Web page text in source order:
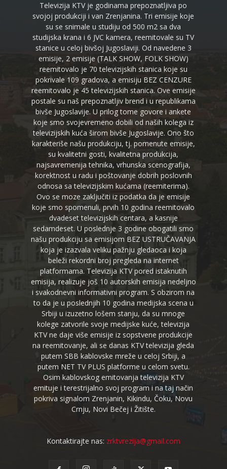
Televizija KTV je godinama prepoznatljiva po
svojoj produkciji i van Zrenjanina. Tri emisije koje
su se snimale u studiju od 500 m2 sa dva
studijska krana i 6 JVC kamera, reemitovale su TV
stanice u celoj bivšoj Jugoslaviji. Od navedene 3
emisije, 2 emisije (TALK SHOW, FOLK SHOW)
reemitovalo je 70 televizijskih stanica koje su
pokrivale 109 gradova, a emisiju BEZ CENZURE
reemitovalo je 45 televizijskih stanica. Ove emisije
postale su naš prepoznatljiv brend i u republikama
bivše Jugoslavije. U prilog tome govore i ankete
koje smo svojevremeno dobili od naših kolega iz
televizijskih kuća širom bivše Jugoslavije. Ono što
karakteriše našu produkciju, tj. pomenute emisije,
su kvalitetni gosti, kvalitetna produkcija,
najsavremenija tehnika, vrhunska scenografija,
korektnost u radu i poštovanje dobrih poslovnih
odnosa sa televizijskim kućama (reemiterima).
Ovo se moze zaključiti iz podatka da je emisije
koje smo spomenuli, prvih 10 godina reemitovalo
dvadeset televizijskih centara, a kasnije
sedamdeset. U poslednje 3 godine obogatili smo
našu produkciju sa emisijom BEZ USTRUČAVANJA
koja je izazvala veliku pažnju gledaoca i koja
beleži rekordni broj pregleda na internet
platformama. Televizija KTV pored istaknutih
emisija, realizuje još 10 autorskih emisija nedeljno
i svakodnevni informativni program. S obzirom na
to da je u poslednjih 10 godina medijska scena u
Srbiji u izuzetno lošem stanju, da su mnoge
kolege zatvorile svoje medijske kuće, televizija
KTV ne daje više emisije iz sopstvene produkcije
na reemitovanje, ali se danas KTV televizija gleda
putem SBB kablovske mreže u celoj Srbiji, a
putem NET TV PLUS platforme u celom svetu.
Osim kablovskog emitovanja televizija KTV
emituje i terestrijalno svoj program i na taj način
pokriva signalom Zrenjanin, Kikindu, Čoku, Novu
Crnju, Novi Bečej i Žitište.
Kontaktirajte nas: zrktvrezija@gmail.com